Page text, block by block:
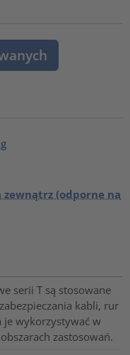
zewnątrz (odporne na
serii T są stosowane
kabli, rur
je wykorzystywać w
zastosowań.